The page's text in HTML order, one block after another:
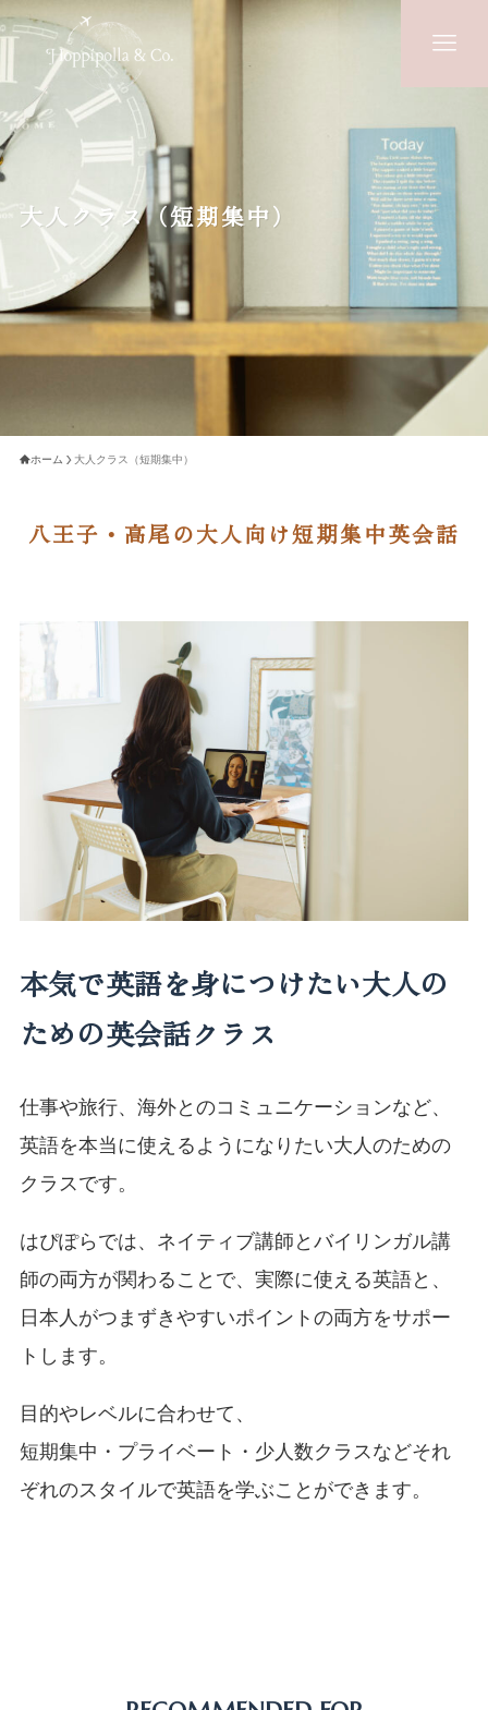
HOME
CLASS
小中高生クラス
大人クラス
シニアクラス
留学手続き&個別相談
TEACHERS
BLOG
CONTACT
大人クラス（短期集中）
ホーム 大人クラス（短期集中）
八王子・高尾の大人向け短期集中英会話
本気で英語を身につけたい大人の
ための英会話クラス
仕事や旅行、海外とのコミュニケーションなど、
英語を本当に使えるようになりたい大人のための
クラスです。
はぴぽらでは、ネイティブ講師とバイリンガル講
師の両方が関わることで、実際に使える英語と、
日本人がつまずきやすいポイントの両方をサポー
トします。
目的やレベルに合わせて、
短期集中・プライベート・少人数クラスなどそれ
ぞれのスタイルで英語を学ぶことができます。